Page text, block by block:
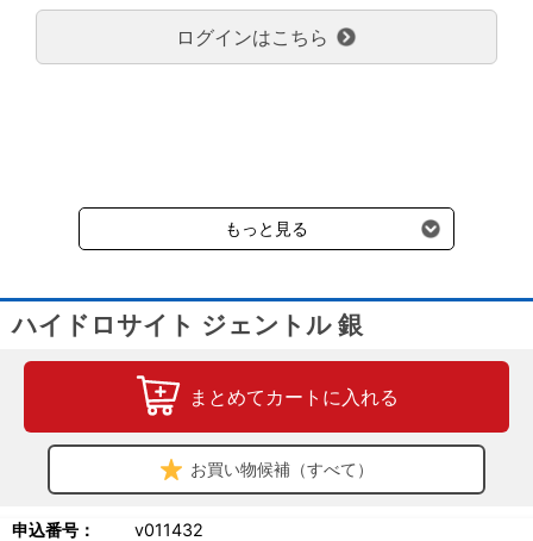
のみで新たな送料は発生しません。
大型商品送料が必要な商品をご注文の場合は、大型商品送料のみご
負担頂きます。
受けます。
ログインはこちら
もっと見る
ハイドロサイト ジェントル 銀
まとめてカートに入れる
お買い物候補（すべて）
申込番号：
v011432